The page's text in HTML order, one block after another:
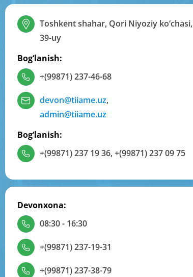
Toshkent shahar, Qori Niyoziy ko‘chasi,
39-uy
Bog‘lanish:
+(99871) 237-46-68
devon@tiiame.uz,
admin@tiiame.uz
Bog‘lanish:
+(99871) 237 19 36,+(99871) 237 09 75
Devonxona:
08:30 - 16:30
+(99871) 237-19-31
+(99871) 237-38-79